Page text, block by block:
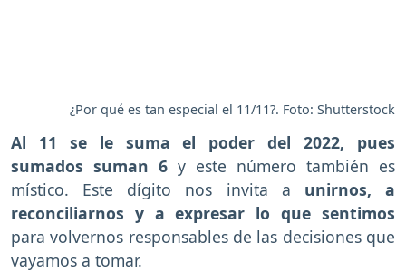
¿Por qué es tan especial el 11/11?. Foto: Shutterstock
Al 11 se le suma el poder del 2022, pues
sumados suman 6 y este número también es
místico. Este dígito nos invita a unirnos, a
reconciliarnos y a expresar lo que sentimos
para volvernos responsables de las decisiones que
vayamos a tomar.